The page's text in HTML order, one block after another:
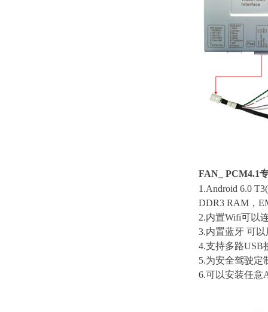
FAN_ PCM4.1
1.Android 6.0
DDR3 RAM，
2.内置Wifi可以
3.内置蓝牙 可
4.支持多路USB
5.为安全驾驶定
6.可以安装任意